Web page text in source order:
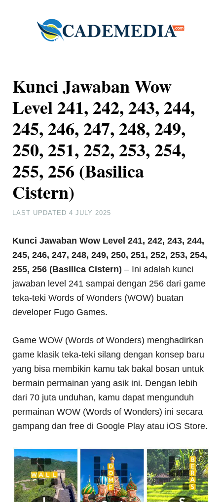
Kunci Jawaban Wow
Level 241, 242, 243, 244,
245, 246, 247, 248, 249,
250, 251, 252, 253, 254,
255, 256 (Basilica
Cistern)
LAST UPDATED4 JULY 2025
Kunci Jawaban Wow Level 241, 242, 243, 244,
245, 246, 247, 248, 249, 250, 251, 252, 253, 254,
255, 256 (Basilica Cistern)– Ini adalah kunci
jawaban level 241 sampai dengan 256 dari game
teka-teki Words of Wonders (WOW) buatan
developer Fugo Games.
Game WOW (Words of Wonders) menghadirkan
game klasik teka-teki silang dengan konsep baru
yang bisa membikin kamu tak bakal bosan untuk
bermain permainan yang asik ini. Dengan lebih
dari 70 juta unduhan, kamu dapat mengunduh
permainan WOW (Words of Wonders) ini secara
gampang dan free di Google Play atau iOS Store.